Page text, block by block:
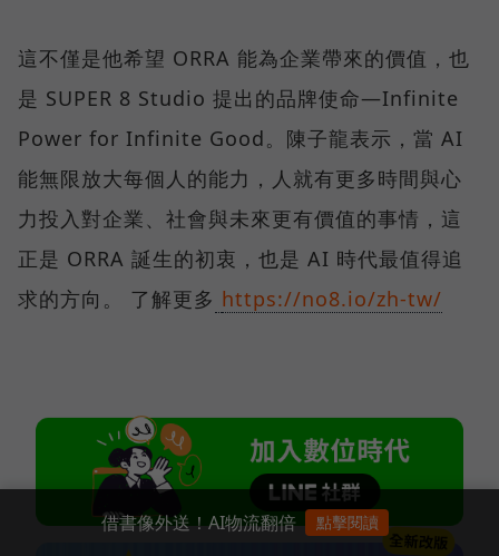
這不僅是他希望 ORRA 能為企業帶來的價值，也
是 SUPER 8 Studio 提出的品牌使命—Infinite
Power for Infinite Good。陳子龍表示，當 AI
能無限放大每個人的能力，人就有更多時間與心
力投入對企業、社會與未來更有價值的事情，這
正是 ORRA 誕生的初衷，也是 AI 時代最值得追
求的方向。 了解更多 https://no8.io/zh-tw/
借書像外送！AI物流翻倍 點擊閱讀